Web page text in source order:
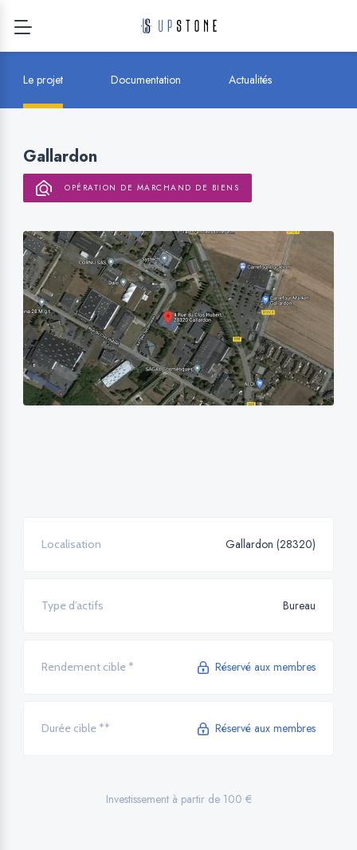
Gallardon
OPÉRATION DE MARCHAND DE BIENS
Localisation Gallardon (28320)
Type d’actifs Bureau
Rendement cible * Réservé aux membres
Durée cible ** Réservé aux membres
Investissement à partir de 100 €
Le projet Documentation Actualités